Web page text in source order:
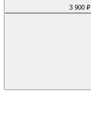
3 900 ₽